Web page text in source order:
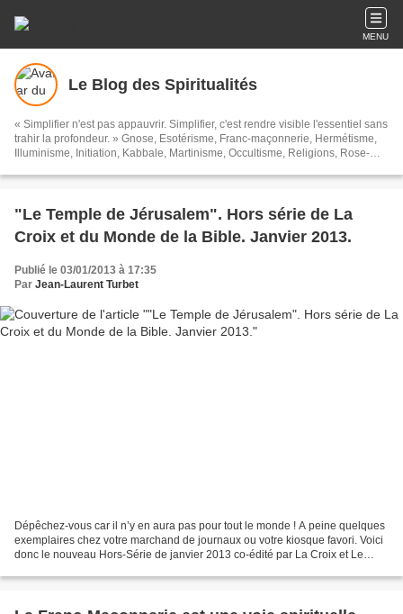
MENU
Le Blog des Spiritualités
« Simplifier n'est pas appauvrir. Simplifier, c'est rendre visible l'essentiel sans
trahir la profondeur. » Gnose, Esotérisme, Franc-maçonnerie, Hermétisme,
Illuminisme, Initiation, Kabbale, Martinisme, Occultisme, Religions, Rose-
sortes de choses...
"Le Temple de Jérusalem". Hors série de La
Croix et du Monde de la Bible. Janvier 2013.
Publié le 03/01/2013 à 17:35
Par Jean-Laurent Turbet
Dépêchez-vous car il n’y en aura pas pour tout le monde ! A peine quelques
exemplaires chez votre marchand de journaux ou votre kiosque favori. Voici
donc le nouveau Hors-Série de janvier 2013 co-édité par La Croix et Le